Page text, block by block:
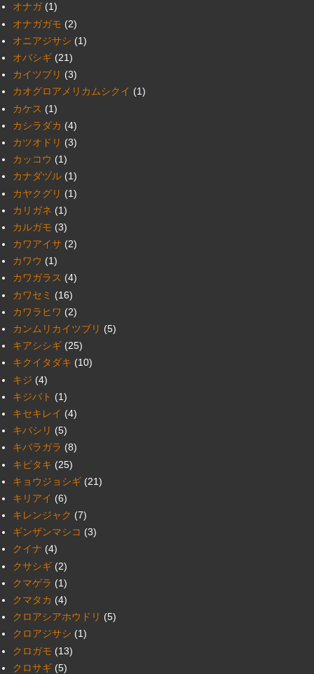
オナガ (1)
オナガガモ (2)
オニアジサシ (1)
オバシギ (21)
カイツブリ (3)
カオグロアメリカムシクイ (1)
カケス (1)
カシラダカ (4)
カツオドリ (3)
カッコウ (1)
カナダヅル (1)
カヤクグリ (1)
カリガネ (1)
カルガモ (3)
カワアイサ (2)
カワウ (1)
カワガラス (4)
カワセミ (16)
カワラヒワ (2)
カンムリカイツブリ (5)
キアシシギ (25)
キクイタダキ (10)
キジ (4)
キジバト (1)
キセキレイ (4)
キバシリ (5)
キバラガラ (8)
キビタキ (25)
キョウジョシギ (21)
キリアイ (6)
キレンジャク (7)
ギンザンマシコ (3)
クイナ (4)
クサシギ (2)
クマゲラ (1)
クマタカ (4)
クロアシアホウドリ (5)
クロアジサシ (1)
クロガモ (13)
クロサギ (5)